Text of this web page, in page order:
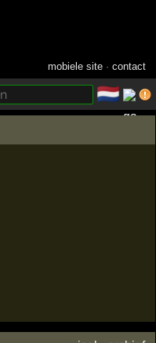
mobiele site ·contact
🇳🇱